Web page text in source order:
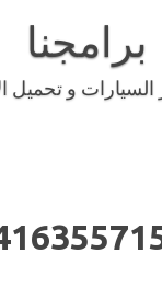
برامجنا
و تحميل